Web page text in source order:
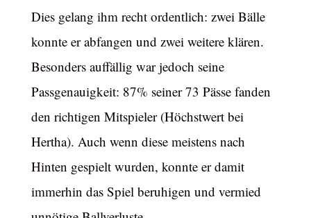
Dies gelang ihm recht ordentlich: zwei Bälle
konnte er abfangen und zwei weitere klären.
Besonders auffällig war jedoch seine
Passgenauigkeit: 87% seiner 73 Pässe fanden
den richtigen Mitspieler (Höchstwert bei
Hertha). Auch wenn diese meistens nach
Hinten gespielt wurden, konnte er damit
immerhin das Spiel beruhigen und vermied